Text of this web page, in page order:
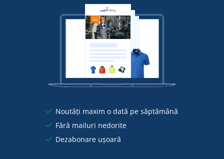
Noutăți maxim o dată pe săptămână
Fără mailuri nedorite
Dezabonare ușoară